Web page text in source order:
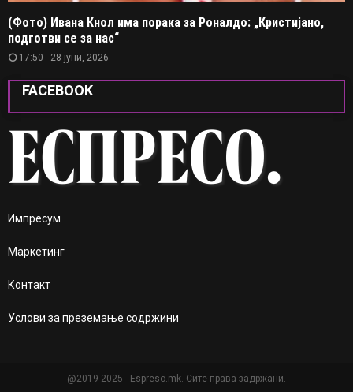
(Фото) Ивана Кнол има порака за Роналдо: „Кристијано,
подготви се за нас“
17:50 - 28 јуни, 2026
FACEBOOK
Импресум
Маркетинг
Контакт
Услови за преземање содржини
@2019-2025 - Espreso.mk. Сите права задржани.